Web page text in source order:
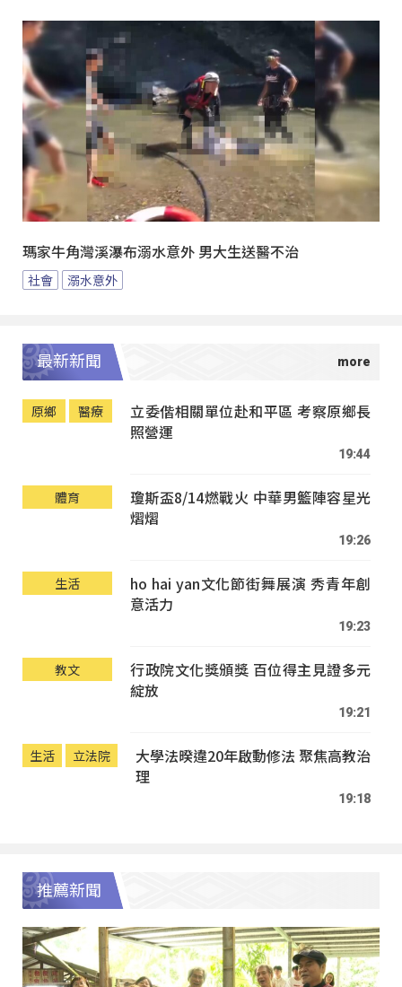
瑪家牛角灣溪瀑布溺水意外 男大生送醫不治
社會 溺水意外
最新新聞
原鄉 醫療
立委偕相關單位赴和平區 考察原鄉長
照營運
19:44
體育
瓊斯盃8/14燃戰火 中華男籃陣容星光
熠熠
19:26
生活
ho hai yan文化節街舞展演 秀青年創
意活力
19:23
教文
行政院文化獎頒獎 百位得主見證多元
綻放
19:21
生活 立法院
大學法暌違20年啟動修法 聚焦高教治
理
19:18
推薦新聞